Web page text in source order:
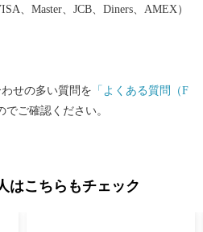
、Master、JCB、Diners、AMEX）
せの多い質問を 「よくある質問（F
ご確認ください。
はこちらもチェック